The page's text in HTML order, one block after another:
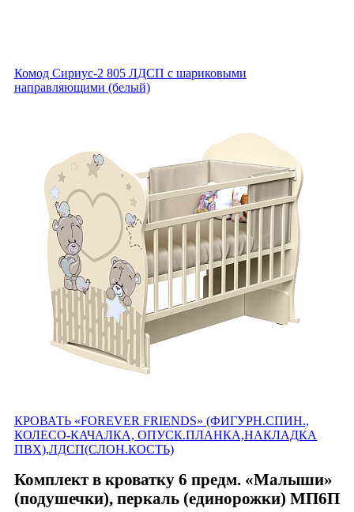
Комод Сириус-2 805 ЛДСП с шариковыми
направляющими (белый)
КРОВАТЬ «FOREVER FRIЕNDS» (ФИГУРН.СПИН.,
КОЛЕСО-КАЧАЛКА, ОПУСК.ПЛАНКА,НАКЛАДКА
ПВХ),ЛДСП(СЛОН.КОСТЬ)
Комплект в кроватку 6 предм. «Малыши»
(подушечки), перкаль (единорожки) МП6П